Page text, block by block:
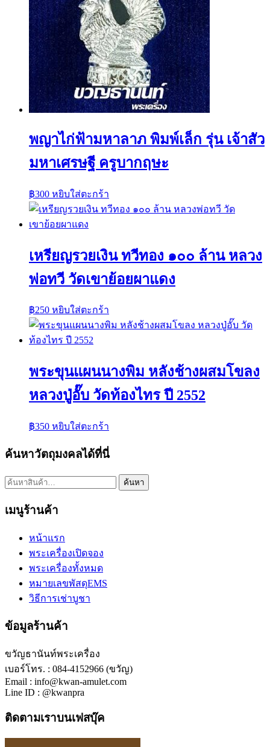
พญาไก่ฟ้ามหาลาภ พิมพ์เล็ก รุ่น เจ้าสัว
มหาเศรษฐี ครูบากฤษะ
฿300 หยิบใส่ตะกร้า
เหรียญรวยเงิน ทวีทอง ๑๐๐ ล้าน หลวง
พ่อทวี วัดเขาย้อยผาแดง
฿250 หยิบใส่ตะกร้า
พระขุนแผนนางพิม หลังช้างผสมโขลง
หลวงปู่อั๊บ วัดท้องไทร ปี 2552
฿350 หยิบใส่ตะกร้า
ค้นหาวัตถุมงคลได้ที่นี่
ค้นหา: ค้นหา
เมนูร้านค้า
หน้าแรก
พระเครื่องเปิดจอง
พระเครื่องทั้งหมด
หมายเลขพัสดุEMS
วิธีการเช่าบูชา
ข้อมูลร้านค้า
ขวัญธานันท์พระเครื่อง
เบอร์โทร. : 084-4152966 (ขวัญ)
Email : info@kwan-amulet.com
Line ID : @kwanpra
ติดตามเราบนเฟสบุ๊ค